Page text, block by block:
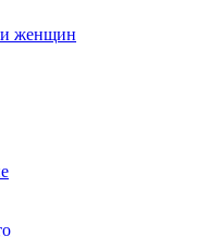
женщин